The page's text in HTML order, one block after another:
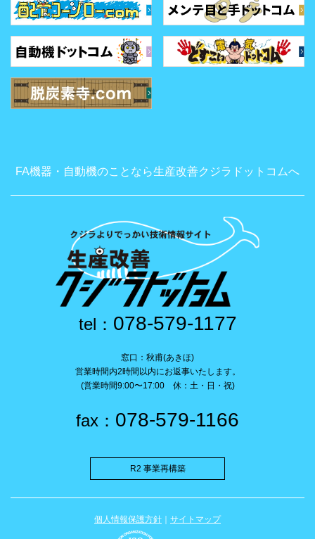
FA機器・自動機のことなら生産改善クジラドットコムへ
tel： 078-579-1177
窓口：秋甫(あきほ)
営業時間内2時間以内にお返事いたします。
(営業時間9:00〜17:00 休：土・日・祝)
fax： 078-579-1166
R2 事業再構築
個人情報保護方針 ｜ サイトマップ